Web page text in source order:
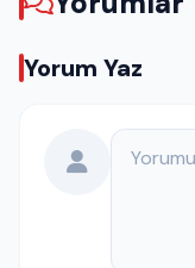
Yorum Yaz
Yorumunuz